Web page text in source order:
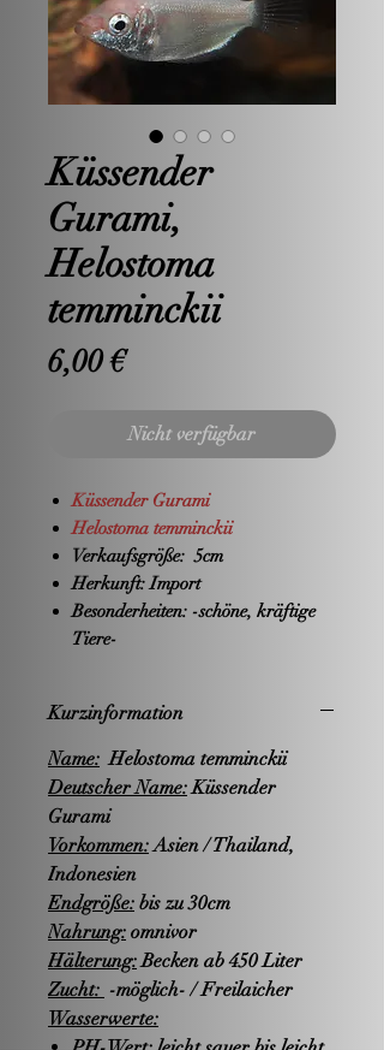
Küssender
Gurami,
Helostoma
temminckii
6,00 €Preis
Nicht verfügbar
Küssender Gurami
Helostoma temminckii
Verkaufsgröße: 5cm
Herkunft:Import
Besonderheiten: -schöne, kräftige
Tiere-
Kurzinformation
Name: Helostoma temminckii
Deutscher Name:Küssender
Gurami
Vorkommen:Asien / Thailand,
Indonesien
Endgröße: bis zu 30cm
Nahrung: omnivor
Hälterung:Becken ab 450 Liter
Zucht: -möglich- / Freilaicher
Wasserwerte: